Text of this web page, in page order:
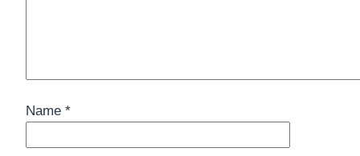
Name *